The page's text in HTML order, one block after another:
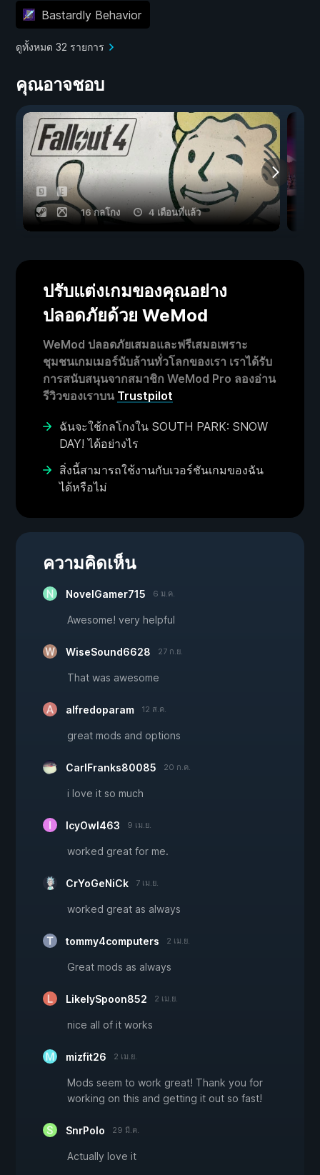
Bastardly Behavior
ดูทั้งหมด 32 รายการ
คุณอาจชอบ
16 กลโกง 4 เดือนที่แล้ว
ปรับแต่งเกมของคุณอย่าง
ปลอดภัยด้วย WeMod
WeMod ปลอดภัยเสมอและฟรีเสมอเพราะ
ชุมชนเกมเมอร์นับล้านทั่วโลกของเรา เราได้รับ
การสนับสนุนจากสมาชิก WeMod Pro ลองอ่าน
รีวิวของเราบน Trustpilot
ฉันจะใช้กลโกงใน SOUTH PARK: SNOW
DAY! ได้อย่างไร
สิ่งนี้สามารถใช้งานกับเวอร์ชันเกมของฉัน
ได้หรือไม่
ความคิดเห็น
NovelGamer715 6 ม.ค.
Awesome! very helpful
WiseSound6628 27 ก.ย.
That was awesome
alfredoparam 12 ส.ค.
great mods and options
CarlFranks80085 20 ก.ค.
i love it so much
IcyOwl463 9 เม.ย.
worked great for me.
CrYoGeNiCk 7 เม.ย.
worked great as always
tommy4computers 2 เม.ย.
Great mods as always
LikelySpoon852 2 เม.ย.
nice all of it works
mizfit26 2 เม.ย.
Mods seem to work great! Thank you for
working on this and getting it out so fast!
SnrPolo 29 มี.ค.
Actually love it